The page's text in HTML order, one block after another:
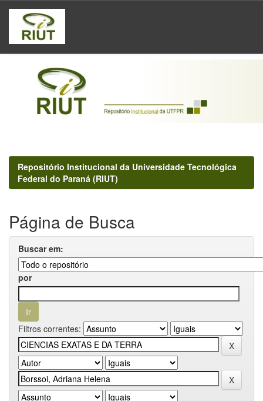
Skip
navigation
Repositório Institucional da Universidade Tecnológica
Federal do Paraná (RIUT)
Página de Busca
Buscar em:
por
Filtros correntes: